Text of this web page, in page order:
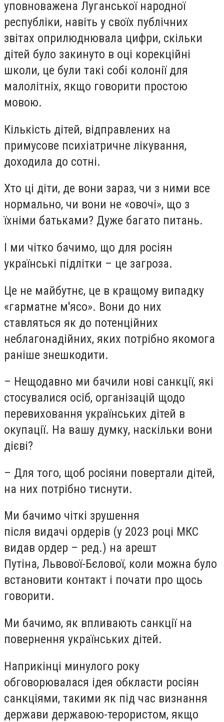
уповноважена Луганської народної
республіки, навіть у своїх публічних
звітах оприлюднювала цифри, скільки
дітей було закинуто в оці корекційні
школи, це були такі собі колонії для
малолітніх, якщо говорити простою
мовою.
Кількість дітей, відправлених на
примусове психіатричне лікування,
доходила до сотні.
Хто ці діти, де вони зараз, чи з ними все
нормально, чи вони не «овочі», що з
їхніми батьками? Дуже багато питань.
І ми чітко бачимо, що для росіян
українські підлітки – це загроза.
Це не майбутнє, це в кращому випадку
«гарматне м'ясо». Вони до них
ставляться як до потенційних
неблагонадійних, яких потрібно якомога
раніше знешкодити.
– Нещодавно ми бачили нові санкції, які
стосувалися осіб, організацій щодо
перевиховання українських дітей в
окупації. На вашу думку, наскільки вони
дієві?
– Для того, щоб росіяни повертали дітей,
на них потрібно тиснути.
Ми бачимо чіткі зрушення
після видачі ордерів (у 2023 році МКС
видав ордер – ред.) на арешт
Путіна, Львової-Бєлової, коли можна було
встановити контакт і почати про щось
говорити.
Ми бачимо, як впливають санкції на
повернення українських дітей.
Наприкінці минулого року
обговорювалася ідея обкласти росіян
санкціями, такими як під час визнання
держави державою-терористом, якщо